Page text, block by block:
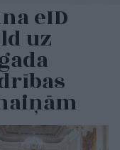
eID
uz